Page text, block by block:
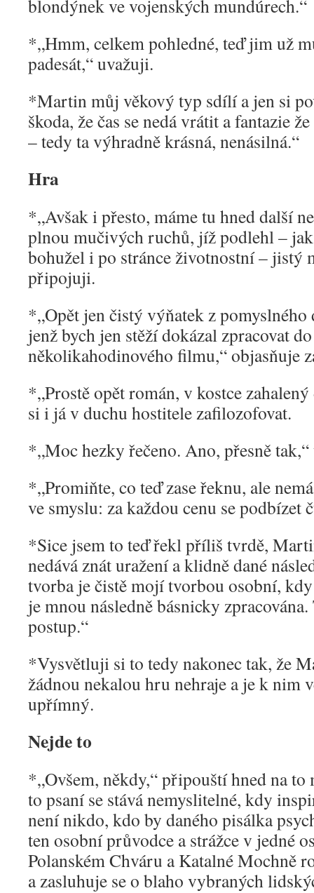
blondýnek ve vojenských mundúrech.“
*„Hmm, celkem pohledné, teď jim už
padesát,“ uvažuji.
*Martin můj věkový typ sdílí a jen si
škoda, že čas se nedá vrátit a fantazie
– tedy ta výhradně krásná, nenásilná.“
Hra
*„Avšak i přesto, máme tu hned další
plnou mučivých ruchů, jíž podlehl –
bohužel i po stránce životnostní – jistý
připojuji.
*„Opět jen čistý výňatek z
jenž bych jen stěží dokázal zpracovat
několikahodinového filmu,“ objasňuje
*„Prostě opět román, v kostce
si i já v duchu hostitele zafilozofovat.
*„Moc hezky řečeno. Ano, přesně
*„Promiňte, co teď zase řeknu, ale
ve smyslu: za každou cenu se podbízet
*Sice jsem to teď řekl příliš tvrdě,
nedává znát uražení a klidně dané
tvorba je čistě mojí tvorbou osobní,
je mnou následně básnicky
postup.“
*Vysvětluji si to tedy nakonec tak, že
žádnou nekalou hru nehraje a je k nim
upřímný.
Nejde to
*„Ovšem, někdy,“ připouští hned na
to psaní se stává nemyslitelné, kdy
není nikdo, kdo by daného pisálka
ten osobní průvodce a strážce v jedné
Polanském Chváru a Katalné Mochně
a zasluhuje se o blaho vybraných